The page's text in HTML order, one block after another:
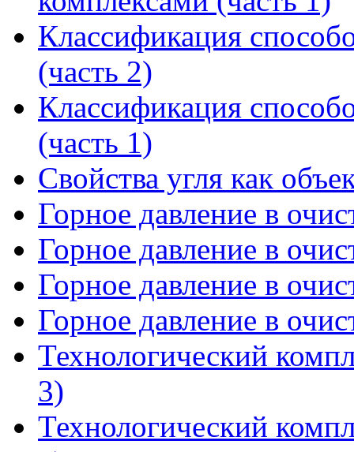
Классификация
(часть 2)
Классификация
(часть 1)
Свойства угля как
Горное давление в
Горное давление в
Горное давление в
Горное давление в
Технологический
3)
Технологический